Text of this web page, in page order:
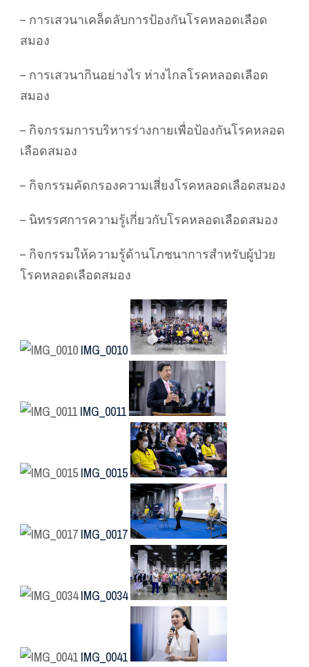
– การเสวนาเคล็ดลับการป้องกันโรคหลอดเลือด
สมอง
– การเสวนากินอย่างไร ห่างไกลโรคหลอดเลือด
สมอง
– กิจกรรมการบริหารร่างกายเพื่อป้องกันโรคหลอด
เลือดสมอง
– กิจกรรมคัดกรองความเสี่ยงโรคหลอดเลือดสมอง
– นิทรรศการความรู้เกี่ยวกับโรคหลอดเลือดสมอง
– กิจกรรมให้ความรู้ด้านโภชนาการสำหรับผู้ป่วย
โรคหลอดเลือดสมอง
IMG_0010
IMG_0011
IMG_0015
IMG_0017
IMG_0034
IMG_0041